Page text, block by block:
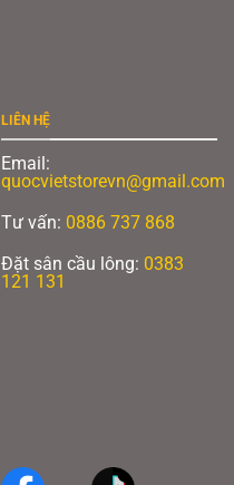
LIÊN HỆ
Email:
quocvietstorevn@gmail.com
Tư vấn: 0886 737 868
Đặt sân cầu lông: 0383
121 131